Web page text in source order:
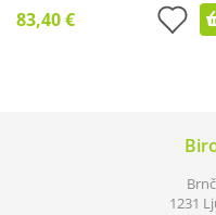
83,40 €
1231